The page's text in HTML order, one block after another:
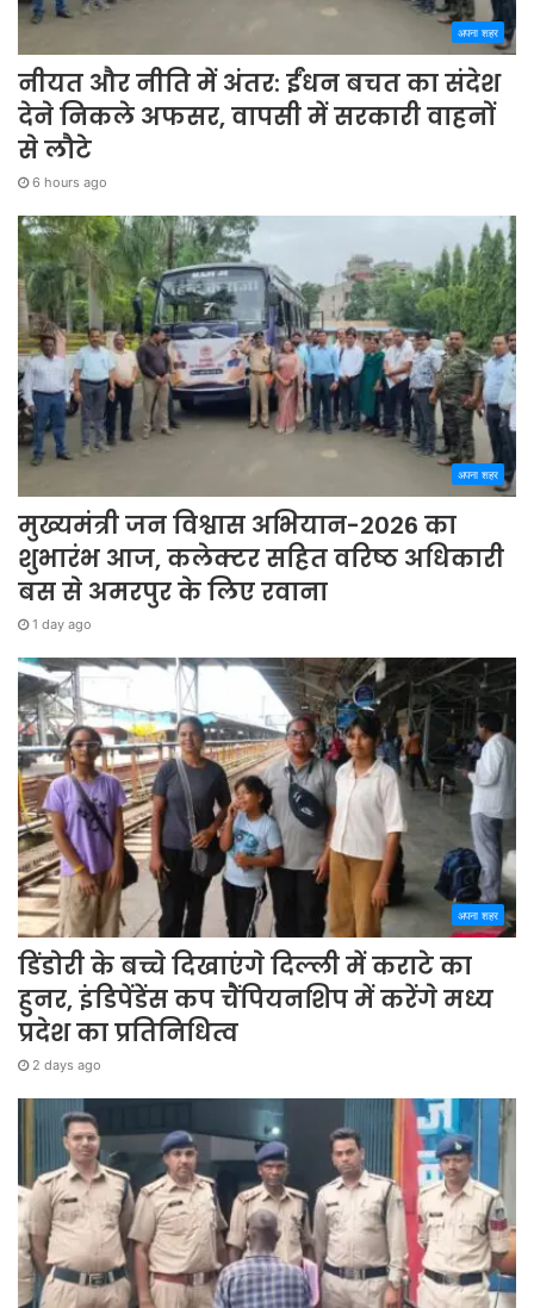
अपना शहर
नीयत और नीति में अंतर: ईंधन बचत का संदेश
देने निकले अफसर, वापसी में सरकारी वाहनों
से लौटे
6 hours ago
अपना शहर
मुख्यमंत्री जन विश्वास अभियान-2026 का
शुभारंभ आज, कलेक्टर सहित वरिष्ठ अधिकारी
बस से अमरपुर के लिए रवाना
1 day ago
अपना शहर
डिंडोरी के बच्चे दिखाएंगे दिल्ली में कराटे का
हुनर, इंडिपेंडेंस कप चैंपियनशिप में करेंगे मध्य
प्रदेश का प्रतिनिधित्व
2 days ago